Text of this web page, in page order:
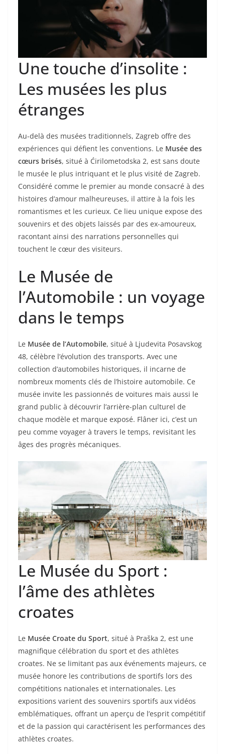
Une touche d’insolite :
Les musées les plus
étranges
Au-delà des musées traditionnels, Zagreb offre des
expériences qui défient les conventions. Le Musée des
cœurs brisés, situé à Ćirilometodska 2, est sans doute
le musée le plus intriquant et le plus visité de Zagreb.
Considéré comme le premier au monde consacré à des
histoires d’amour malheureuses, il attire à la fois les
romantismes et les curieux. Ce lieu unique expose des
souvenirs et des objets laissés par des ex-amoureux,
racontant ainsi des narrations personnelles qui
touchent le cœur des visiteurs.
Le Musée de
l’Automobile : un voyage
dans le temps
Le Musée de l’Automobile, situé à Ljudevita Posavskog
48, célèbre l’évolution des transports. Avec une
collection d’automobiles historiques, il incarne de
nombreux moments clés de l’histoire automobile. Ce
musée invite les passionnés de voitures mais aussi le
grand public à découvrir l’arrière-plan culturel de
chaque modèle et marque exposé. Flâner ici, c’est un
peu comme voyager à travers le temps, revisitant les
âges des progrès mécaniques.
Le Musée du Sport :
l’âme des athlètes
croates
Le Musée Croate du Sport, situé à Praška 2, est une
magnifique célébration du sport et des athlètes
croates. Ne se limitant pas aux événements majeurs, ce
musée honore les contributions de sportifs lors des
compétitions nationales et internationales. Les
expositions varient des souvenirs sportifs aux vidéos
emblématiques, offrant un aperçu de l’esprit compétitif
et de la passion qui caractérisent les performances des
athlètes croates.